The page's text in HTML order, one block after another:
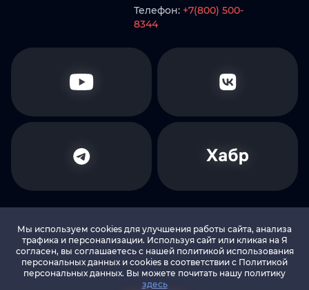
Телефон: +7(800) 500-
8344
© 2010-2026 LEADS.SU Все права защищены
Политика в отношении обработки
Мы используем cookies для улучшения работы сайта, анализа
трафика и персонализации. Используя сайт или кликая на Я
согласен, вы соглашаетесь с нашей политикой использования
персональных данных и cookies в соответствии c Политикой
персональных данных. Вы можете почитать нашу политику
здесь